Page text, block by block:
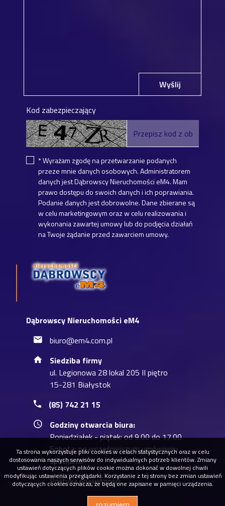
Dąbrowscy Nieruchomości eM4
biuro@em4.com.pl
Siedziba firmy
ul. Legionowa 28 lokal 205 II piętro
15-281 Białystok
(85) 742 21 15
Godziny otwarcia biura:
Poniedziałek - piątek: od 9.00 do 17.00
Sobota: po wcześniejszym umówieniu
spotkania
Polityka prywatności
Wyślij
Kod zabezpieczający
* Wyrażam zgodę na przetwarzanie podanych
przeze mnie danych osobowych. Administratorem
danych jest Dąbrowscy Nieruchomości eM4. Mam
prawo dostępu do swoich danych i ich poprawiania.
Podanie danych jest dobrowolne. Dane zbierane są
w celu marketingowym oraz w celu realizowania i
wykonania zawartej umowy lub do podjęcia działań
na Twoje żądanie przed zawarciem umowy.
Ta strona wykorzystuje pliki cookies w celach statystycznych oraz w celu
dostosowania naszych serwisów do indywidualnych potrzeb klientów. Zmiany
ustawień dotyczących plików cookie można dokonać w dowolnej chwili
modyfikując ustawienia przeglądarki. Korzystanie z tej strony bez zmian ustawień
dotyczących cookies oznacza, że będą one zapisane w pamięci urządzenia.